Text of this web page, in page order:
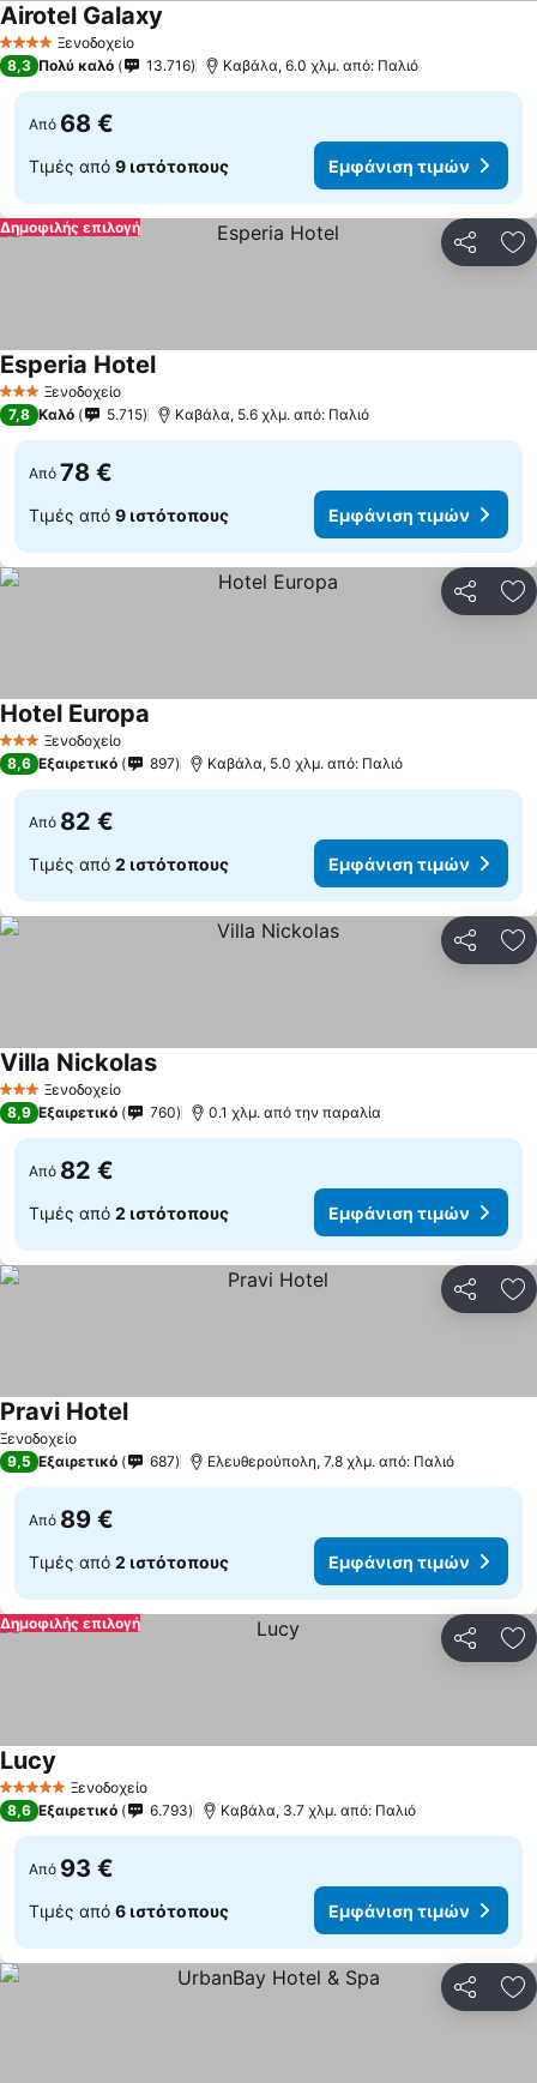
4 ΑστέριαΞενοδοχείο
Airotel Galaxy
8,3 Πολύ καλό 13.716 Καβάλα, 6.0 χλμ. από: Παλιό
Από 68 €
Τιμές από 9 ιστότοπους Εμφάνιση τιμών
Δημοφιλής επιλογή
3 ΑστέριαΞενοδοχείο
Esperia Hotel
7,8 Καλό 5.715 Καβάλα, 5.6 χλμ. από: Παλιό
Από 78 €
Τιμές από 9 ιστότοπους Εμφάνιση τιμών
3 ΑστέριαΞενοδοχείο
Hotel Europa
8,6 Εξαιρετικό 897 Καβάλα, 5.0 χλμ. από: Παλιό
Από 82 €
Τιμές από 2 ιστότοπους Εμφάνιση τιμών
3 ΑστέριαΞενοδοχείο
Villa Nickolas
8,9 Εξαιρετικό 760 0.1 χλμ. από την παραλία
Από 82 €
Τιμές από 2 ιστότοπους Εμφάνιση τιμών
Ξενοδοχείο
Pravi Hotel
9,5 Εξαιρετικό 687 Ελευθερούπολη, 7.8 χλμ. από: Παλιό
Από 89 €
Τιμές από 2 ιστότοπους Εμφάνιση τιμών
Δημοφιλής επιλογή
5 Αστέρια Ξενοδοχείο
Lucy
8,6 Εξαιρετικό 6.793 Καβάλα, 3.7 χλμ. από: Παλιό
Από 93 €
Τιμές από 6 ιστότοπους Εμφάνιση τιμών